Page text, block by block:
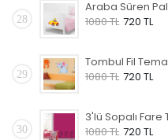
28
1080 TL 720 TL
29
1080 TL 720 TL
30
1080 TL 720 TL